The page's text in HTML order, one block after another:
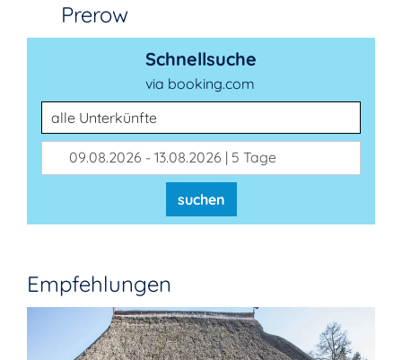
Prerow
Schnellsuche
via booking.com
Unterkunftsart
09.08.2026 - 13.08.2026 | 5 Tage
suchen
Empfehlungen